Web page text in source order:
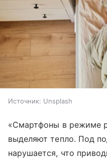
Источник: Unsplash
«Смартфоны в режиме
выделяют тепло. Под
нарушается, что